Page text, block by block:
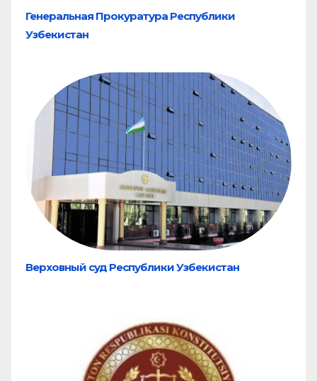
Генеральная Прокуратура Республики
Узбекистан
Верховный суд Республики Узбекистан